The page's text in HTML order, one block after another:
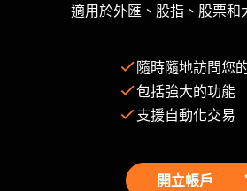
適用於外匯、股指、股票和
隨時隨地訪問您
包括強大的功能
支援自動化交易
開立帳戶